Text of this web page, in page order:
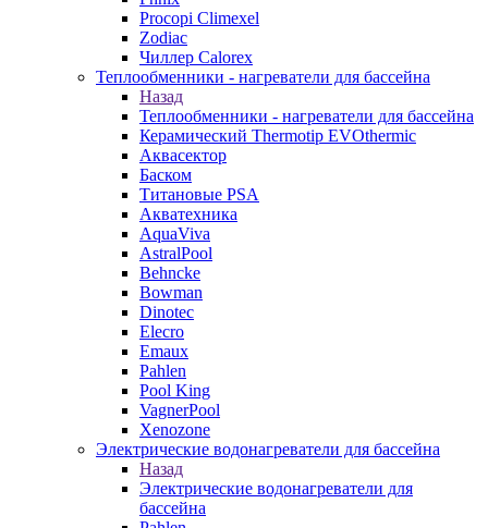
Procopi Climexel
Zodiac
Чиллер Calorex
Теплообменники - нагреватели для бассейна
Назад
Теплообменники - нагреватели для бассейна
Керамический Thermotip EVOthermic
Аквасектор
Баском
Титановые PSA
Акватехника
AquaViva
AstralPool
Behncke
Bowman
Dinotec
Elecro
Emaux
Pahlen
Pool King
VagnerPool
Xenozone
Электрические водонагреватели для бассейна
Назад
Электрические водонагреватели для
бассейна